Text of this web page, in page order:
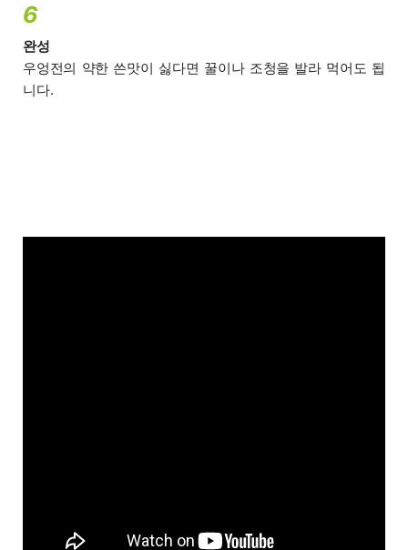
6
완성
우엉전의 약한 쓴맛이 싫다면 꿀이나 조청을 발라 먹어도 됩
니다.